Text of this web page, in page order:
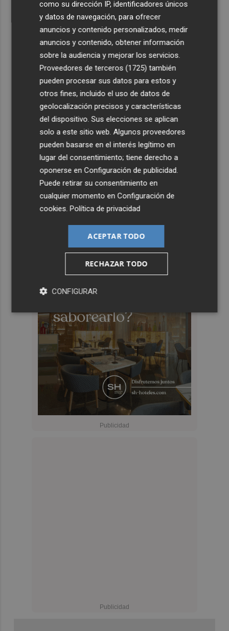
como su dirección IP, identificadores únicos
y datos de navegación, para ofrecer
anuncios y contenido personalizados, medir
anuncios y contenido, obtener información
sobre la audiencia y mejorar los servicios.
Proveedores de terceros (1725) también
pueden procesar sus datos para estos y
otros fines, incluido el uso de datos de
geolocalización precisos y características
del dispositivo. Sus elecciones se aplican
solo a este sitio web. Algunos proveedores
pueden basarse en el interés legítimo en
lugar del consentimiento; tiene derecho a
oponerse enConfiguración de publicidad.
Puede retirar su consentimiento en
cualquier momento enConfiguración de
cookies.Política de privacidad
ACEPTAR TODO
RECHAZAR TODO
CONFIGURAR